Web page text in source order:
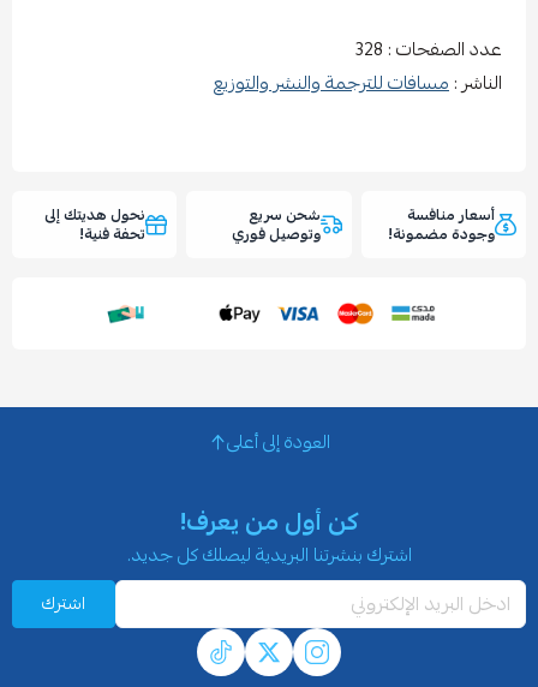
عدد الصفحات : 328
الناشر :مسافات للترجمة والنشر والتوزيع
أسعار منافسة
وجودة مضمونة!
شحن سريع
وتوصيل فوري
نحول هديتك إلى
تحفة فنية!
العودة إلى أعلى
كن أول من يعرف!
اشترك بنشرتنا البريدية ليصلك كل جديد.
اشترك